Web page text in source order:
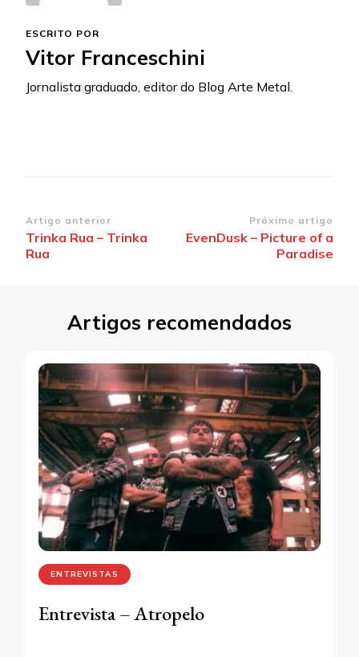
ESCRITO POR
Vitor Franceschini
Jornalista graduado, editor do Blog Arte Metal.
Navegação
de
Artigo anterior
Trinka Rua – Trinka
Rua
Próximo artigo
EvenDusk – Picture of a
Paradise
Artigos recomendados
ENTREVISTAS
Entrevista – Atropelo